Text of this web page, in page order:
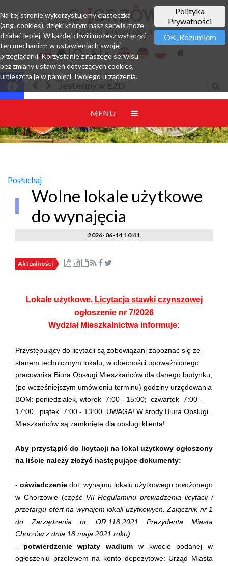
PORTAL MIESZKAŃCA
Jesteśmy w EZD
MENU
Posłuchaj
Wolne lokale użytkowe
do wynajęcia
2026-06-14 10:41
Aktualności
Lokale użytkowe.Licytacja stawki czynszowej
ogłoszenie nr 7/2026
Wydział Mieszkalnictwa informuje:
Przystępujący do licytacji są zobowiązani zapoznać się ze
stanem technicznym lokalu, w obecności upoważnionego
pracownika Biura Obsługi Mieszkańców dla danego budynku,
(po wcześniejszym umówieniu terminu) godziny urzędowania
BOM: poniedziałek, wtorek 7:00 - 15:00; czwartek 7:00 -
17:00, piątek 7:00 - 13:00. UWAGA! W środy Biura Obsługi
Mieszkańców są zamknięte dla obsługi klienta!
Aby przystąpić do licytacji na lokal użytkowy ogłoszony
na liście należy złożyć następujące dokumenty:
- oświadczenie dot. wynajmu lokalu użytkowego położonego
w Chorzowie (część VII Regulaminu prowadzenia licytacji i
przetargu ofert na wynajem lokali użytkowych. Załącznik nr 1
do Zarządzenia nr. OR. 118.2021
Prezydenta Miasta
Chorzów z dnia 18 maja 2021 roku)
- potwierdzenie wpłaty wadium w kwocie podanej w
ogłoszeniu przelewem na konto depozytowe: Urząd Miasta
Polityka
Prywatności
OK, Rozumiem
Na tej stronie wykorzystujemy ciasteczka
(ang. cookies), dzięki którym nasz serwis może
działać lepiej. W każdej chwili możesz wyłączyć
ten mechanizm w ustawieniach swojej
przeglądarki. Korzystanie z naszego serwisu
bez zmiany ustawień dotyczących cookies,
umieszcza je w pamięci Twojego urządzenia.